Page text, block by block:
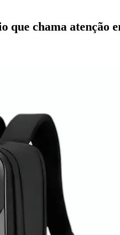
que chama atenção